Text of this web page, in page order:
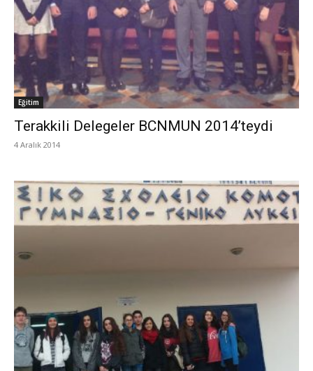
Eğitim
Terakkili Delegeler BCNMUN 2014’teydi
4 Aralık 2014